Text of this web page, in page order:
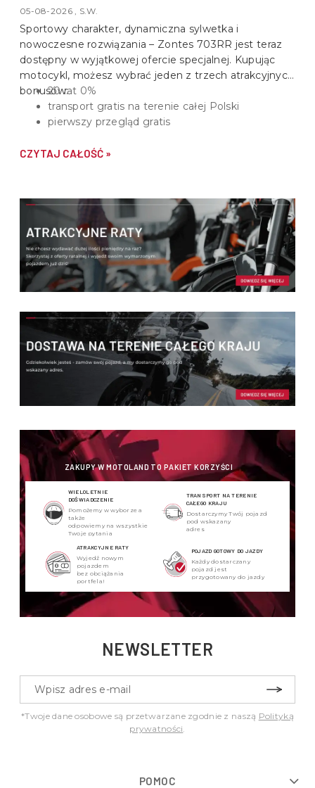
05-08-2026 , S.W.
Sportowy charakter, dynamiczna sylwetka i
nowoczesne rozwiązania – Zontes 703RR jest teraz
dostępny w wyjątkowej ofercie specjalnej. Kupując
motocykl, możesz wybrać jeden z trzech atrakcyjnych
bonusów:20 rat 0%
transport gratis na terenie całej Polski
pierwszy przegląd gratis
CZYTAJ CAŁOŚĆ »
ZAKUPY W MOTOLAND TO PAKIET KORZYŚCI
WIELOLETNIE
DOŚWIADCZENIE
Pomożemy w wyborze a
także
odpowiemy na wszystkie
Twoje pytania
TRANSPORT NA TERENIE
CAŁEGO KRAJU
Dostarczymy Twój pojazd
pod wskazany
adres
ATRAKCYJNE RATY
Wyjedź nowym
pojazdem
bez obciążania
portfela!
POJAZD GOTOWY DO JAZDY
Każdy dostarczany
pojazd jest
przygotowany do jazdy
NEWSLETTER
*Twoje dane osobowe są przetwarzane zgodnie z naszą Polityką
prywatności
POMOC